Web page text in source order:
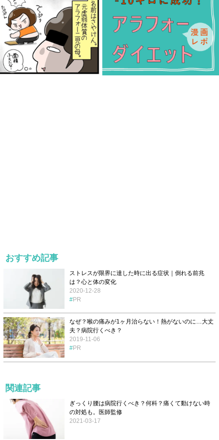
おすすめ記事
ストレスが限界に達した時に出る症状｜倒れる前兆
は？心と体の変化
2020-12-28
PR
なぜ？喉の痛みが1ヶ月治らない！熱がないのに…大丈
夫？病院行くべき？
2019-11-06
PR
関連記事
ぎっくり腰は病院行くべき？何科？痛くて動けない時
の対処も。医師監修
2021-03-17